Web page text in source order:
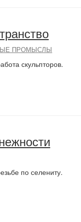
ПРОМЫСЛЫ
скульпторов.
по селениту.